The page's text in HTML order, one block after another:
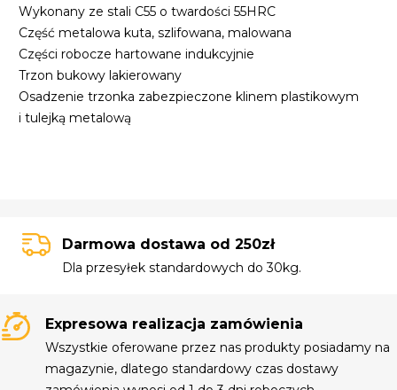
Wykonany ze stali C55 o twardości 55HRC
Część metalowa kuta, szlifowana, malowana
Części robocze hartowane indukcyjnie
Trzon bukowy lakierowany
Osadzenie trzonka zabezpieczone klinem plastikowym
i tulejką metalową
Darmowa dostawa od 250zł
Dla przesyłek standardowych do 30kg.
Expresowa realizacja zamówienia
Wszystkie oferowane przez nas produkty posiadamy na
magazynie, dlatego standardowy czas dostawy